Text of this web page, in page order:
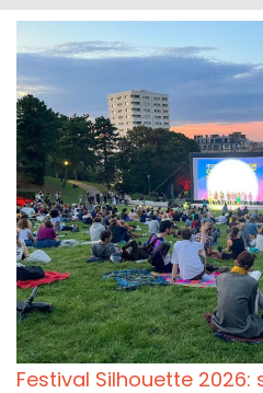
Festival Silhouette